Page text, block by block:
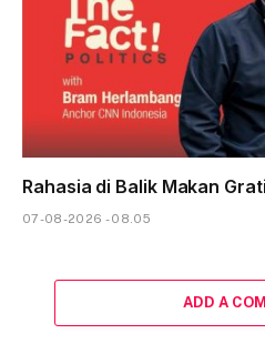
Rahasia di Balik Makan
07-08-2026 - 08.05
ADD A